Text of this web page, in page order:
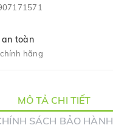
an toàn
hãng
MÔ TẢ CHI TIẾT
SÁCH BẢO HÀNH